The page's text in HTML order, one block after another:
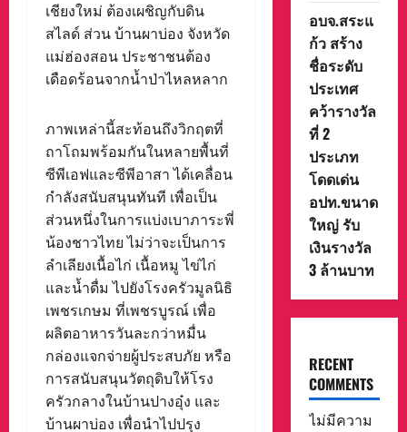
เชียงใหม่ ต้องเผชิญกับดิน
สไลด์ ส่วน บ้านผาบ่อง จังหวัด
แม่ฮ่องสอน ประชาชนต้อง
เดือดร้อนจากน้ำป่าไหลหลาก
ภาพเหล่านี้สะท้อนถึงวิกฤตที่
ถาโถมพร้อมกันในหลายพื้นที่
ซีพีเอฟและซีพีอาสา ได้เคลื่อน
กำลังสนับสนุนทันที เพื่อเป็น
ส่วนหนึ่งในการแบ่งเบาภาระพี่
น้องชาวไทย ไม่ว่าจะเป็นการ
ลำเลียงเนื้อไก่ เนื้อหมู ไข่ไก่
และน้ำดื่ม ไปยังโรงครัวมูลนิธิ
เพชรเกษม ที่เพชรบูรณ์ เพื่อ
ผลิตอาหารวันละกว่าหมื่น
กล่องแจกจ่ายผู้ประสบภัย หรือ
การสนับสนุนวัตถุดิบให้โรง
ครัวกลางในบ้านปางอุ๋ง และ
บ้านผาบ่อง เพื่อนำไปปรุง
อบจ.สระแ
ก้ว สร้าง
ชื่อระดับ
ประเทศ
คว้ารางวัล
ที่ 2
ประเภท
โดดเด่น
อปท.ขนาด
ใหญ่ รับ
เงินรางวัล
3 ล้านบาท
RECENT
COMMENTS
ไม่มีความ